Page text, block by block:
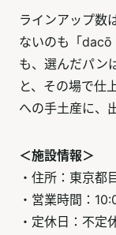
ラインアップ数
ないのも「dacō
も、選んだパン
と、その場で仕
への手土産に、
＜施設情報＞
・住所：東京都
・営業時間：
・定休日：不定